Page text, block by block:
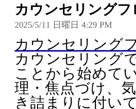
カウンセリングフ
2025/5/11 日曜日 4:29 PM
カウンセリング
カウンセリング
ことから始めて
理・焦点づけ、
き詰まりに付い